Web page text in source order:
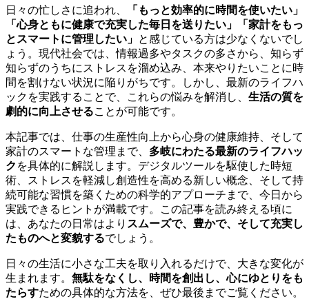
日々の忙しさに追われ、
「もっと効率的に時間を使いたい」
「心身ともに健康で充実した毎日を送りたい」「家計をもっ
とスマートに管理したい」 と感じている方は少なくないでし
ょう。現代社会では、情報過多やタスクの多さから、知らず
知らずのうちにストレスを溜め込み、本来やりたいことに時
間を割けない状況に陥りがちです。しかし、最新のライフハ
ックを実践することで、これらの悩みを解消し、 生活の質を
劇的に向上させることが可能です。
本記事では、仕事の生産性向上から心身の健康維持、そして
家計のスマートな管理まで、 多岐にわたる最新のライフハッ
ク を具体的に解説します。デジタルツールを駆使した時短
術、ストレスを軽減し創造性を高める新しい概念、そして持
続可能な習慣を築くための科学的アプローチまで、今日から
実践できるヒントが満載です。この記事を読み終える頃に
は、あなたの日常はより スムーズで、豊かで、そして充実し
たものへと変貌するでしょう。
日々の生活に小さな工夫を取り入れるだけで、大きな変化が
生まれます。 無駄をなくし、時間を創出し、心にゆとりをも
たらすための具体的な方法を、ぜひ最後までご覧ください。